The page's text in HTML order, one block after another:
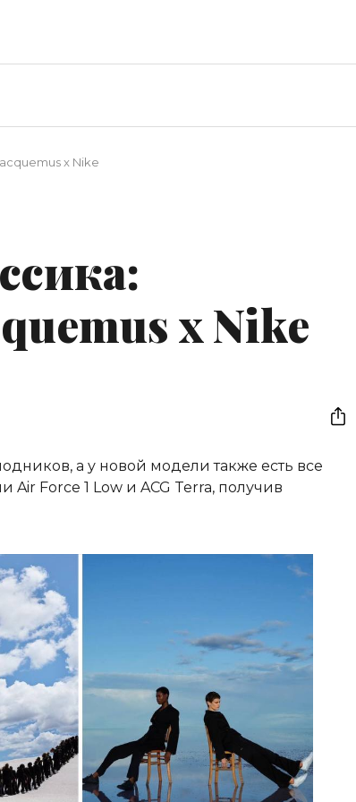
x Nike
x Nike
а у новой модели также есть все
Force 1 Low и ACG Terra, получив